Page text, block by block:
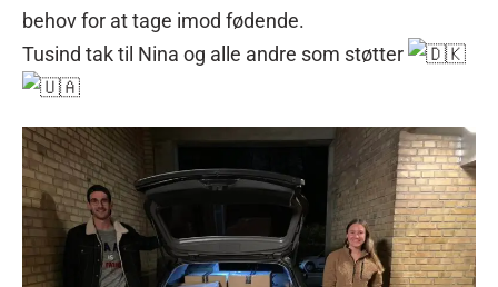
behov for at tage imod fødende.
Tusind tak til Nina og alle andre som støtter